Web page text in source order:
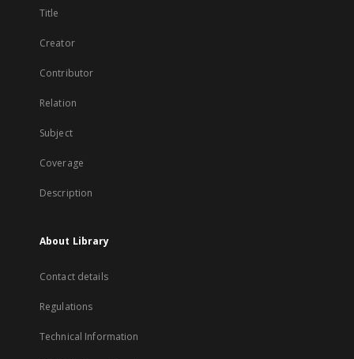
Title
Creator
Contributor
Relation
Subject
Coverage
Description
About Library
Contact details
Regulations
Technical Information